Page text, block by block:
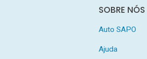
SOBRE NÓS
Auto SAPO
Ajuda